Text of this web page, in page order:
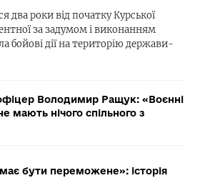
два роки від початку Курської
за задумом і виконанням
бойові дії на територію держави-
Володимир Ращук: «Воєнні
мають нічого спільного з
бути переможене»: історія